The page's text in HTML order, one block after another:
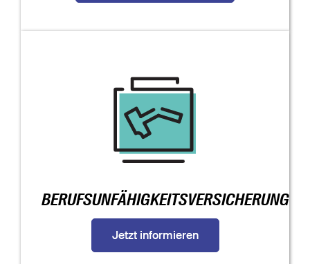
BERUFSUNFÄHIGKEITSVERSICHERUNG
Jetzt informieren